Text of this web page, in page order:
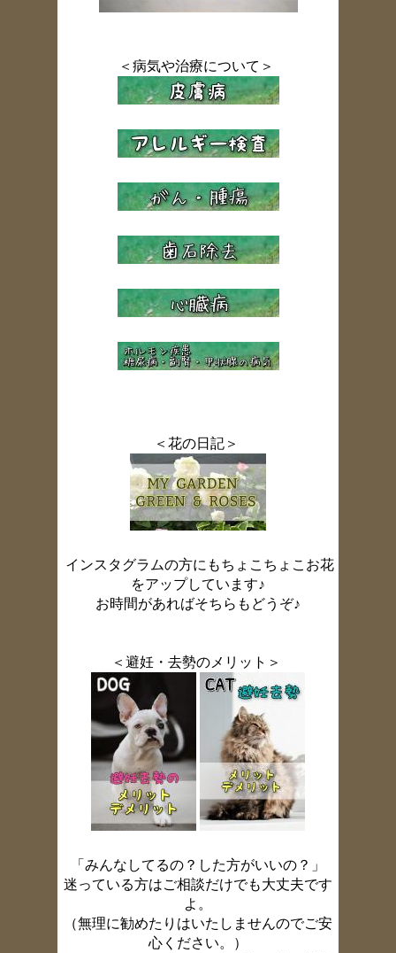
＜病気や治療について＞
＜花の日記＞
インスタグラムの方にもちょこちょこお花
をアップしています♪
お時間があればそちらもどうぞ♪
＜避妊・去勢のメリット＞
「みんなしてるの？した方がいいの？」
迷っている方はご相談だけでも大丈夫です
よ。
（無理に勧めたりはいたしませんのでご安
心ください。）